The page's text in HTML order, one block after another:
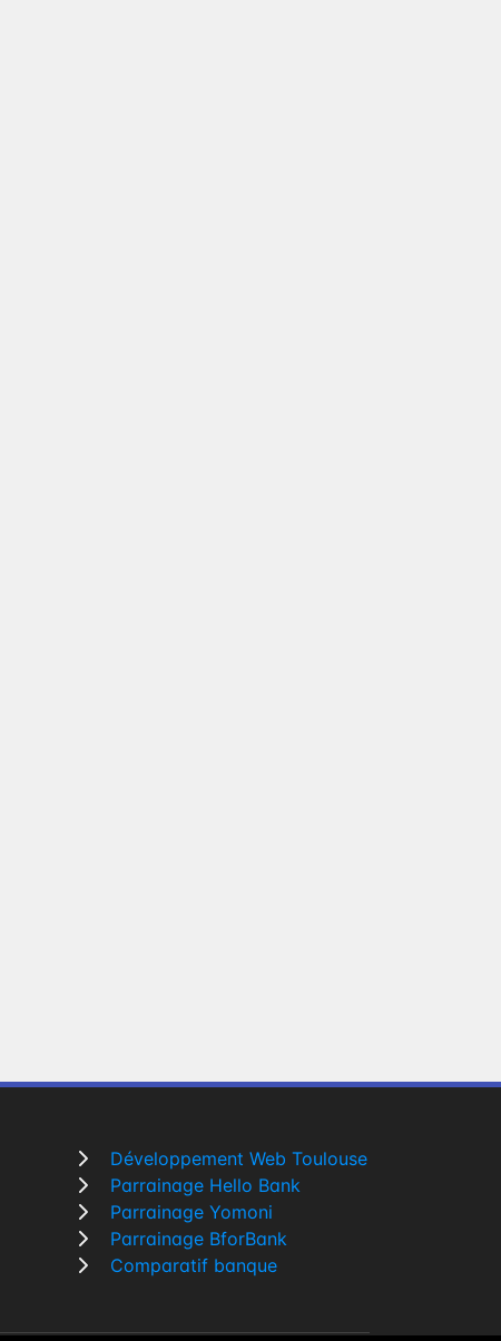
Développement Web Toulouse
Parrainage Hello Bank
Parrainage Yomoni
Parrainage BforBank
Comparatif banque